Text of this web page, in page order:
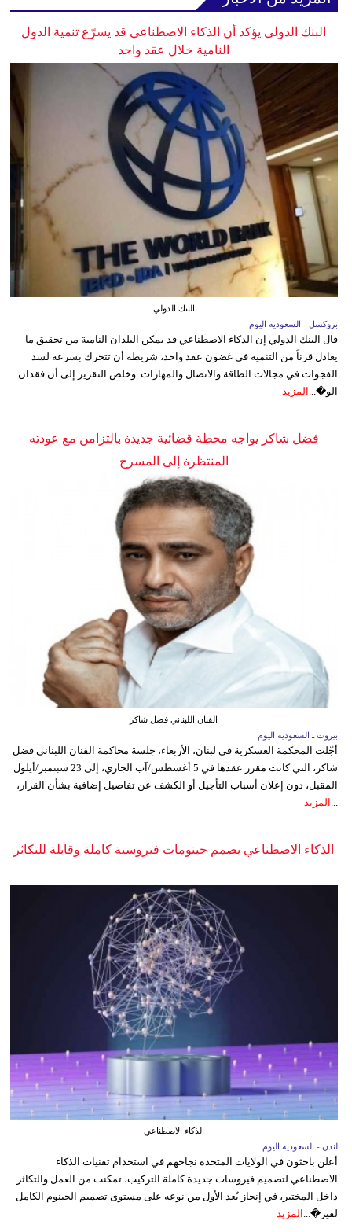
البنك الدولي يؤكد أن الذكاء الاصطناعي قد يسرّع تنمية الدول
النامية خلال عقد واحد
البنك الدولي
بروكسل - السعوديه اليوم
قال البنك الدولي إن الذكاء الاصطناعي قد يمكن البلدان النامية من تحقيق ما
يعادل قرناً من التنمية في غضون عقد واحد، شريطة أن تتحرك بسرعة لسد
الفجوات في مجالات الطاقة والاتصال والمهارات. وخلص التقرير إلى أن فقدان
الو�... المزيد
فضل شاكر يواجه محطة قضائية جديدة بالتزامن مع عودته
المنتظرة إلى المسرح
الفنان اللبناني فضل شاكر
بيروت ـ السعودية اليوم
أجّلت المحكمة العسكرية في لبنان، الأربعاء، جلسة محاكمة الفنان اللبناني فضل
شاكر، التي كانت مقرر عقدها في 5 أغسطس/آب الجاري، إلى 23 سبتمبر/أيلول
المقبل، دون إعلان أسباب التأجيل أو الكشف عن تفاصيل إضافية بشأن القرار،
المزيد
الذكاء الاصطناعي يصمم جينومات فيروسية كاملة وقابلة للتكاثر
الذكاء الاصطناعي
لندن - السعوديه اليوم
أعلن باحثون في الولايات المتحدة نجاحهم في استخدام تقنيات الذكاء
الاصطناعي لتصميم فيروسات جديدة كاملة التركيب، تمكنت من العمل والتكاثر
داخل المختبر، في إنجاز يُعد الأول من نوعه على مستوى تصميم الجينوم الكامل
لفير�... المزيد